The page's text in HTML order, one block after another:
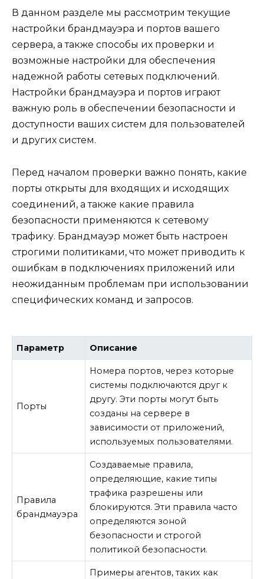
В данном разделе мы рассмотрим текущие
настройки брандмауэра и портов вашего
сервера, а также способы их проверки и
возможные настройки для обеспечения
надежной работы сетевых подключений.
Настройки брандмауэра и портов играют
важную роль в обеспечении безопасности и
доступности ваших систем для пользователей
и других систем.
Перед началом проверки важно понять, какие
порты открыты для входящих и исходящих
соединений, а также какие правила
безопасности применяются к сетевому
трафику. Брандмауэр может быть настроен
строгими политиками, что может приводить к
ошибкам в подключениях приложений или
неожиданным проблемам при использовании
специфических команд и запросов.
Параметр Описание
Порты
Номера портов, через которые
системы подключаются друг к
другу. Эти порты могут быть
созданы на сервере в
зависимости от приложений,
используемых пользователями.
Правила
брандмауэра
Создаваемые правила,
определяющие, какие типы
трафика разрешены или
блокируются. Эти правила часто
определяются зоной
безопасности и строгой
политикой безопасности.
Примеры агентов, таких как